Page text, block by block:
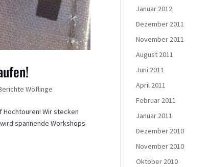
Wöflinge
Hochtouren! Wir stecken
spannende Workshops
Januar 2012
Dezember 2011
November 2011
August 2011
Juni 2011
April 2011
Februar 2011
Januar 2011
Dezember 2010
November 2010
Oktober 2010